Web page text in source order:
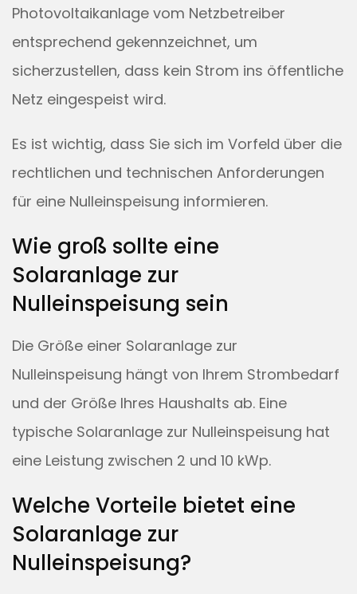
Photovoltaikanlage vom Netzbetreiber
entsprechend gekennzeichnet, um
sicherzustellen, dass kein Strom ins öffentliche
Netz eingespeist wird.
Es ist wichtig, dass Sie sich im Vorfeld über die
rechtlichen und technischen Anforderungen
für eine Nulleinspeisung informieren.
Wie groß sollte eine
Solaranlage zur
Nulleinspeisung sein
Die Größe einer Solaranlage zur
Nulleinspeisung hängt von Ihrem Strombedarf
und der Größe Ihres Haushalts ab. Eine
typische Solaranlage zur Nulleinspeisung hat
eine Leistung zwischen 2 und 10 kWp.
Welche Vorteile bietet eine
Solaranlage zur
Nulleinspeisung?